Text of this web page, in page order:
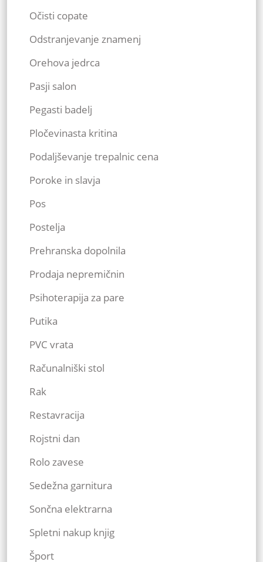
Očisti copate
Odstranjevanje znamenj
Orehova jedrca
Pasji salon
Pegasti badelj
Pločevinasta kritina
Podaljševanje trepalnic cena
Poroke in slavja
Pos
Postelja
Prehranska dopolnila
Prodaja nepremičnin
Psihoterapija za pare
Putika
PVC vrata
Računalniški stol
Rak
Restavracija
Rojstni dan
Rolo zavese
Sedežna garnitura
Sončna elektrarna
Spletni nakup knjig
Šport